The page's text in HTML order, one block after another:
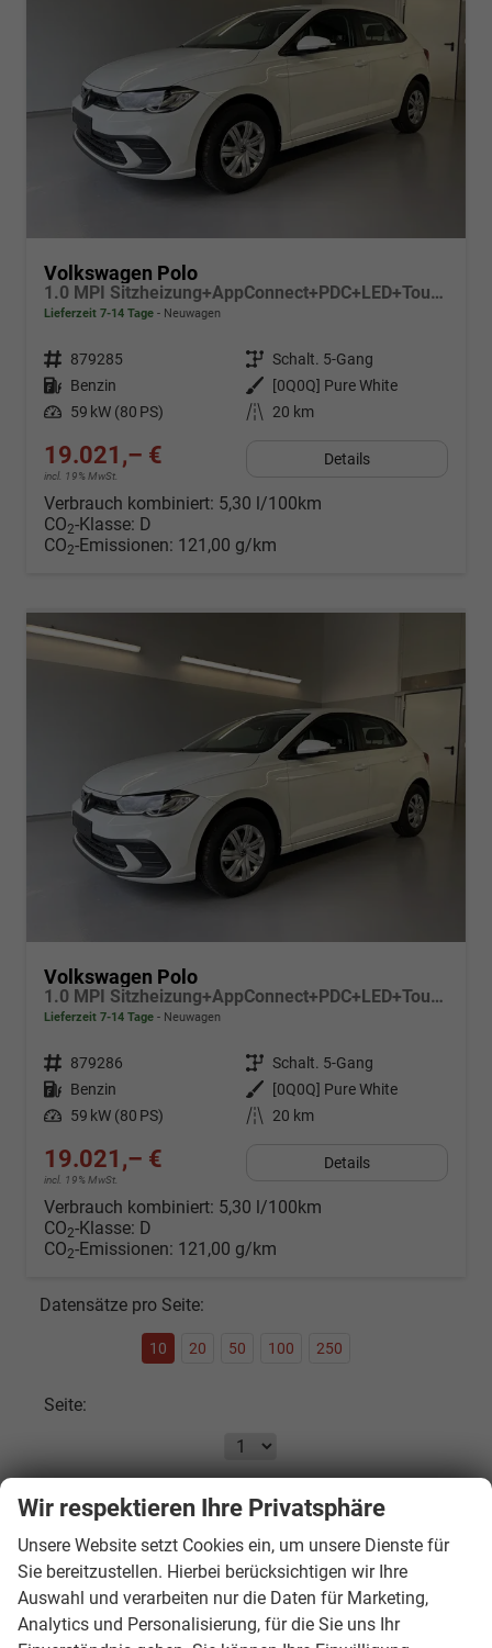
Volkswagen Polo
1.0 MPI Sitzheizung+AppConnect+PDC+LED+Touch+Lichtsensor+MultiLenkrad
Lieferzeit 7-14 Tage Neuwagen
Fahrzeugnr. 879285 Getriebe Schalt. 5-Gang
Kraftstoff Benzin Außenfarbe
[0Q0Q] Pure White
Leistung 59 kW (80 PS) Kilometerstand 20 km
19.021,– €
incl. 19% MwSt.
Details
Verbrauch kombiniert: 5,30 l/100km
CO2-Klasse: D
CO2-Emissionen: 121,00 g/km
Volkswagen Polo
1.0 MPI Sitzheizung+AppConnect+PDC+LED+Touch+Lichtsensor+MultiLenkrad
Lieferzeit 7-14 Tage Neuwagen
Fahrzeugnr. 879286 Getriebe Schalt. 5-Gang
Kraftstoff Benzin Außenfarbe
[0Q0Q] Pure White
Leistung 59 kW (80 PS) Kilometerstand 20 km
19.021,– €
incl. 19% MwSt.
Details
Verbrauch kombiniert: 5,30 l/100km
CO2-Klasse: D
CO2-Emissionen: 121,00 g/km
Datensätze pro Seite:
10 20 50 100 250
Seite:
Seiten:
1 2 3 4 ... 7
Fahrzeugnr.
Wir respektieren Ihre Privatsphäre
Unsere Website setzt Cookies ein, um unsere Dienste für
Sie bereitzustellen. Hierbei berücksichtigen wir Ihre
Auswahl und verarbeiten nur die Daten für Marketing,
Analytics und Personalisierung, für die Sie uns Ihr